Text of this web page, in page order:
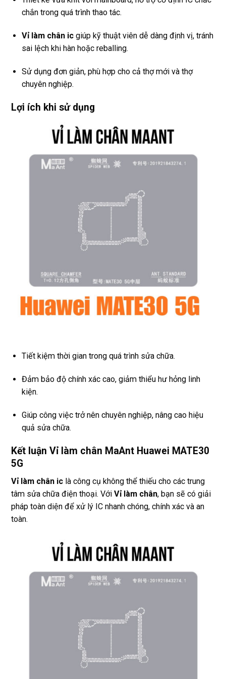
chắn trong quá trình thao tác.
Vỉ làm chân ic giúp kỹ thuật viên dễ dàng định vị, tránh
sai lệch khi hàn hoặc reballing.
Sử dụng đơn giản, phù hợp cho cả thợ mới và thợ
chuyên nghiệp.
Lợi ích khi sử dụng
Tiết kiệm thời gian trong quá trình sửa chữa.
Đảm bảo độ chính xác cao, giảm thiểu hư hỏng linh
kiện.
Giúp công việc trở nên chuyên nghiệp, nâng cao hiệu
quả sửa chữa.
Kết luận Vỉ làm chân MaAnt Huawei MATE30
5G
Vỉ làm chân ic là công cụ không thể thiếu cho các trung
tâm sửa chữa điện thoại. Với Vỉ làm chân, bạn sẽ có giải
pháp toàn diện để xử lý IC nhanh chóng, chính xác và an
toàn.